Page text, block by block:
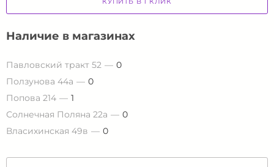
Наличие в магазинах
Павловский тракт 52
0
Ползунова 44а
0
Попова 214
1
Солнечная Поляна 22а
0
Власихинская 49в
0